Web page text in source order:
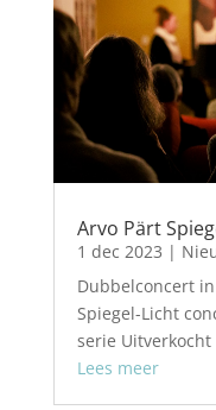
Arvo Pärt
1 dec 2023 |
Dubbelconcert
Spiegel-Licht
serie Uitverkocht
Lees meer